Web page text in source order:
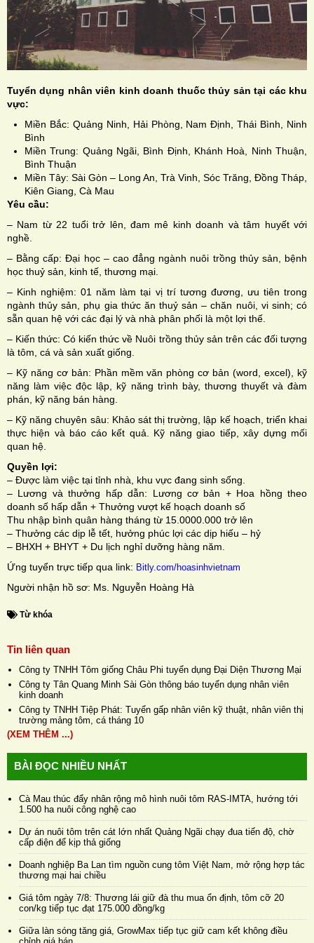
Tuyển dụng nhân viên kinh doanh thuốc thủy sản tại các khu
vực:
Miền Bắc: Quảng Ninh, Hải Phòng, Nam Định, Thái Bình, Ninh
Bình
Miền Trung: Quảng Ngãi, Bình Định, Khánh Hoà, Ninh Thuận,
Bình Thuận
Miền Tây: Sài Gòn – Long An, Trà Vinh, Sóc Trăng, Đồng Tháp,
Kiên Giang, Cà Mau
Yêu cầu:
– Nam từ 22 tuổi trở lên, đam mê kinh doanh và tâm huyết với
nghề.
– Bằng cấp: Đại học – cao đẳng ngành nuôi trồng thủy sản, bệnh
học thuỷ sản, kinh tế, thương mại.
– Kinh nghiệm: 01 năm làm tại vị trí tương đương, ưu tiên trong
ngành thủy sản, phụ gia thức ăn thuỷ sản – chăn nuôi, vi sinh; có
sẵn quan hệ với các đại lý và nhà phân phối là một lợi thế.
– Kiến thức: Có kiến thức về Nuôi trồng thủy sản trên các đối tượng
là tôm, cá và sản xuất giống.
– Kỹ năng cơ bản: Phần mềm văn phòng cơ bản (word, excel), kỹ
năng làm việc độc lập, kỹ năng trình bày, thương thuyết và đàm
phán, kỹ năng bán hàng.
– Kỹ năng chuyên sâu: Khảo sát thị trường, lập kế hoạch, triển khai
thực hiện và báo cáo kết quả. Kỹ năng giao tiếp, xây dựng mối
quan hệ.
Quyền lợi:
– Được làm việc tại tỉnh nhà, khu vực đang sinh sống.
– Lương và thưởng hấp dẫn: Lương cơ bản + Hoa hồng theo
doanh số hấp dẫn + Thưởng vượt kế hoạch doanh số
Thu nhập bình quân hàng tháng từ 15.0000.000 trở lên
– Thưởng các dịp lễ tết, hưởng phúc lợi các dịp hiếu – hỷ
– BHXH + BHYT + Du lịch nghỉ dưỡng hàng năm.
Ứng tuyển trực tiếp qua link: Bitly.com/hoasinhvietnam
Người nhận hồ sơ: Ms. Nguyễn Hoàng Hà
Từ khóa
Tin liên quan
Công ty TNHH Tôm giống Châu Phi tuyển dụng Đại Diện Thương Mại
Công ty Tân Quang Minh Sài Gòn thông báo tuyển dụng nhân viên
kinh doanh
Công ty TNHH Tiệp Phát: Tuyển gấp nhân viên kỹ thuật, nhân viên thị
trường mảng tôm, cá tháng 10
(XEM THÊM ...)
BÀI ĐỌC NHIỀU NHẤT
Cà Mau thúc đẩy nhân rộng mô hình nuôi tôm RAS-IMTA, hướng tới
1.500 ha nuôi công nghệ cao
Dự án nuôi tôm trên cát lớn nhất Quảng Ngãi chạy đua tiến độ, chờ
cấp điện để kịp thả giống
Doanh nghiệp Ba Lan tìm nguồn cung tôm Việt Nam, mở rộng hợp tác
thương mại hai chiều
Giá tôm ngày 7/8: Thương lái giữ đà thu mua ổn định, tôm cỡ 20
con/kg tiếp tục đạt 175.000 đồng/kg
Giữa làn sóng tăng giá, GrowMax tiếp tục giữ cam kết không điều